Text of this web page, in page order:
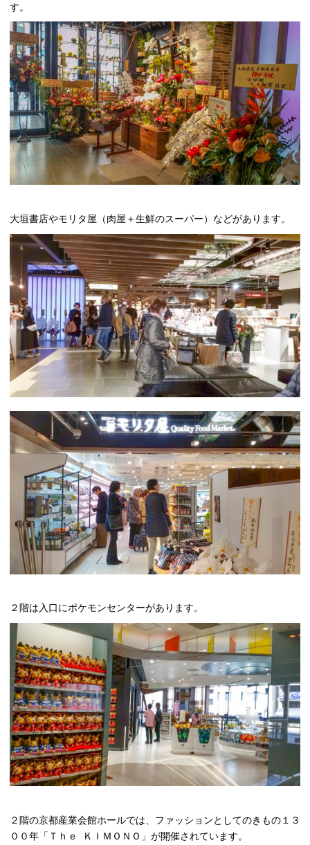
す。
大垣書店やモリタ屋（肉屋＋生鮮のスーパー）などがあります。
２階は入口にポケモンセンターがあります。
２階の京都産業会館ホールでは、ファッションとしてのきもの１３
００年「Ｔｈｅ ＫＩＭＯＮＯ」が開催されています。